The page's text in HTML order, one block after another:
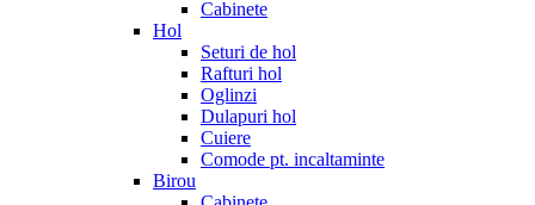
Cabinete
Hol
Seturi de hol
Rafturi hol
Oglinzi
Dulapuri hol
Cuiere
Comode pt. incaltaminte
Birou